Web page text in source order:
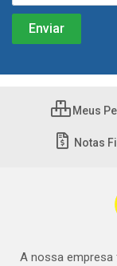
Meus
Notas
A nossa empresa